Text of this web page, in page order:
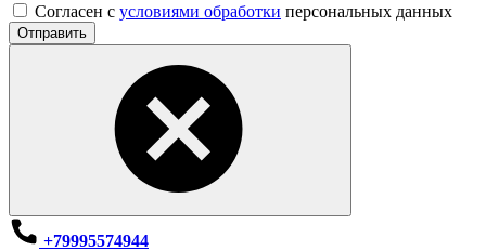
Согласен с условиями обработки персональных данных
Отправить
+79995574944